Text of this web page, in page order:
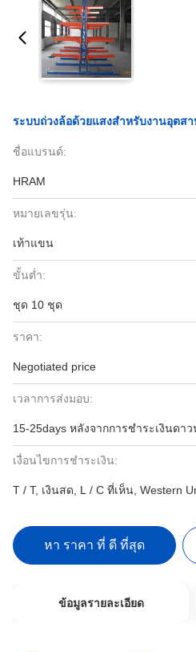
ระบบถ่วงล้อด้วยแสงสำหรับงานอุตส
ชื่อแบรนด์:
HRAM
หมายเลขรุ่น:
เท้าแขน
ขั้นต่ำ:
ชุด 10 ชุด
ราคา:
Negotiated price
เวลาการส่งมอบ:
15-25days หลังจากการชำระเงินดา
เงื่อนไขการชำระเงิน:
T / T, เงินสด, L / C ที่เห็น, Western
หา ราคา ที่ ดี ที่สุด
ข้อมูลรายละเอียด